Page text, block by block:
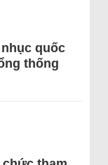
quốc
thống